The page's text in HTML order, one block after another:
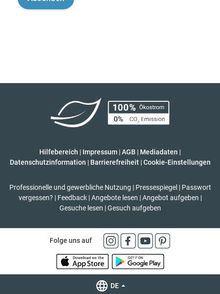
Hilfebereich | Impressum |AGB | Mediadaten |
Datenschutzinformation | Barrierefreiheit | Cookie-Einstellungen
Professionelle und gewerbliche Nutzung | Pressespiegel | Passwort
vergessen? | Feedback | Angebote lesen | Angebot aufgeben |
Gesuche lesen | Gesuch aufgeben
Folge uns auf
DE